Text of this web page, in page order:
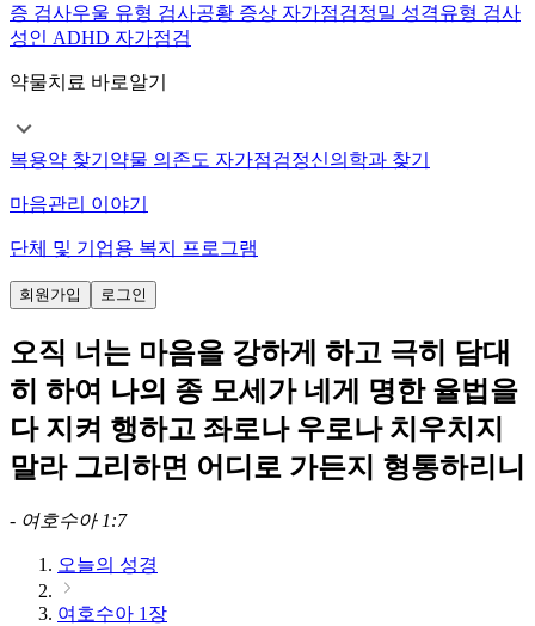
증 검사우울 유형 검사공황 증상 자가점검정밀 성격유형 검사
성인 ADHD 자가점검
약물치료 바로알기
복용약 찾기 약물 의존도 자가점검정신의학과 찾기
마음관리 이야기
단체 및 기업용 복지 프로그램
회원가입 로그인
오직 너는 마음을 강하게 하고 극히 담대
히 하여 나의 종 모세가 네게 명한 율법을
다 지켜 행하고 좌로나 우로나 치우치지
말라 그리하면 어디로 가든지 형통하리니
- 여호수아 1:7
오늘의 성경
여호수아 1장